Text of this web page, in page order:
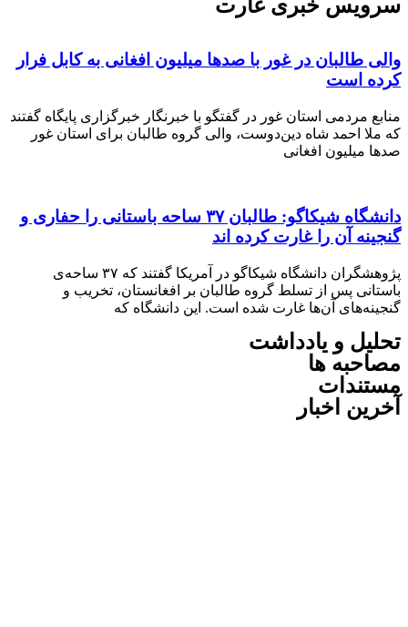
خبری غارت
طالبان در غور با صدها میلیون‌ افغانی به کابل فرار
است
مردمی استان غور در گفتگو با خبرنگار خبرگزاری پایگاه گفتند
احمد شاه دین‌دوست، والی گروه طالبان برای استان غور
افغانی
دانشگاه شیکاگو: طالبان ۳۷ ساحه باستانی را حفاری و
آن را غارت کرده اند
پژوهشگران دانشگاه شیکاگو در آمریکا گفتند که ۳۷ ‌ساحه‌ی
پس از تسلط گروه طالبان بر افغانستان، تخریب و
آن‌‌ها غارت شده است. این دانشگاه که
و یادداشت
ها
اخبار